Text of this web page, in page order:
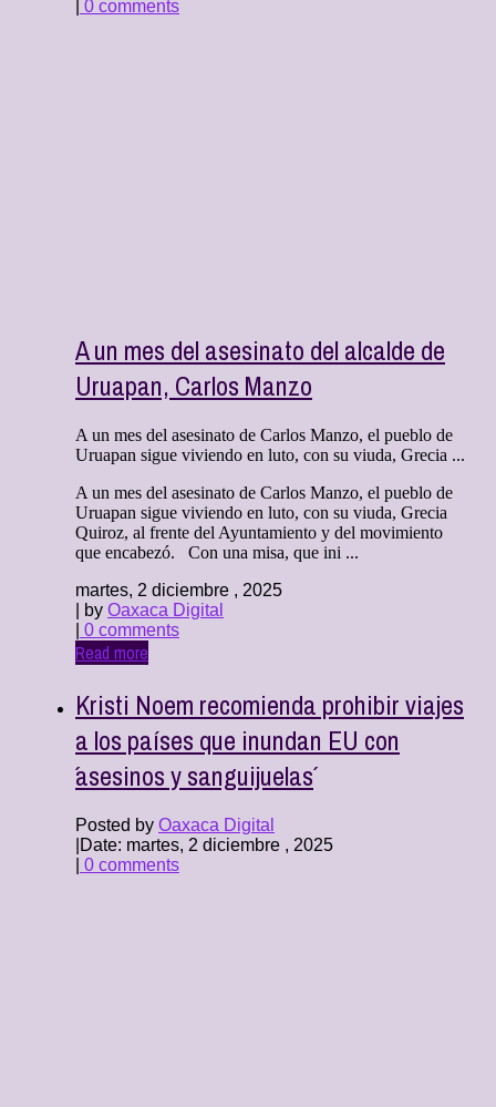
0 comments
A un mes del asesinato del alcalde de
Uruapan, Carlos Manzo
A un mes del asesinato de Carlos Manzo, el pueblo de
Uruapan sigue viviendo en luto, con su viuda, Grecia ...
A un mes del asesinato de Carlos Manzo, el pueblo de
Uruapan sigue viviendo en luto, con su viuda, Grecia
Quiroz, al frente del Ayuntamiento y del movimiento
que encabezó. Con una misa, que ini ...
martes, 2 diciembre , 2025
| by Oaxaca Digital
0 comments
Read more
Kristi Noem recomienda prohibir viajes
a los países que inundan EU con
´asesinos y sanguijuelas´
Posted by Oaxaca Digital
Date: martes, 2 diciembre , 2025
0 comments